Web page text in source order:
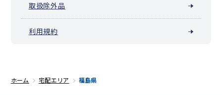
取扱除外品
利用規約
ホーム 宅配エリア 福島県